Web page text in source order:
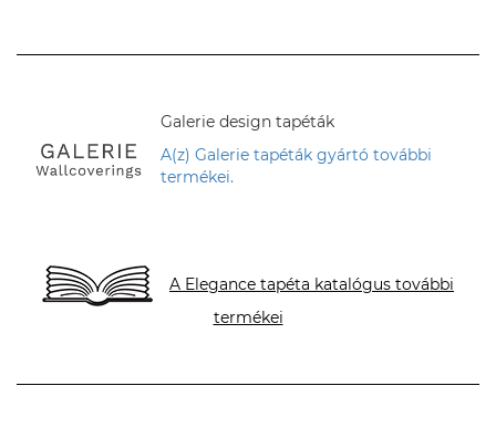
Galerie design tapéták
A(z) Galerie tapéták gyártó további
termékei.
A Elegance tapéta katalógus további
termékei